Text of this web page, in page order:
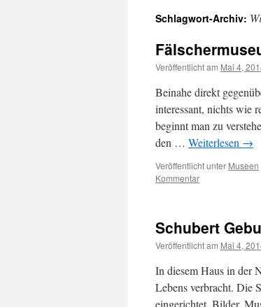
Schlagwort-Archiv:
Veröffentlicht am Mai 4,
Beinahe direkt
interessant, nichts wie
beginnt man zu
den … Weiterlesen →
Veröffentlicht unter Museen
Kommentar
Schubert
Veröffentlicht am Mai 4,
In diesem Haus in der
Lebens verbracht. Die
eingerichtet. Bilder,